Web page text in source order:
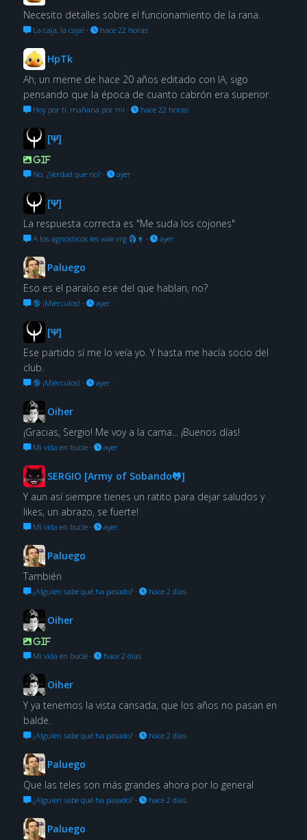
Necesito detalles sobre el funcionamiento de la rana.
La caja, la caja! · hace 22 horas
HpTk
Ah, un meme de hace 20 años editado con IA, sigo
pensando que la época de cuanto cabrón era superior.
Hoy por ti, mañana por mí· hace 22 horas
[Ψ]
GIF
No. ¿Verdad que no?· ayer
[Ψ]
La respuesta correcta es "Me suda los cojones"
A los agnosticos les vale vrg 🗿🍷 · ayer
Paluego
Eso es el paraíso ese del que hablan, no?
🔞 ¡Miérculos! · ayer
[Ψ]
Ese partido sí me lo veía yo. Y hasta me hacía socio del
club.
🔞 ¡Miérculos! · ayer
Oiher
¡Gracias, Sergio! Me voy a la cama... ¡Buenos días!
Mi vida en bucle· ayer
SERGIO [Army of Sobando🐸]
Y aun así siempre tienes un ratito para dejar saludos y
likes, un abrazo, se fuerte!
Mi vida en bucle· ayer
Paluego
También
¿Alguien sabe qué ha pasado?· hace 2 días
Oiher
GIF
Mi vida en bucle· hace 2 días
Oiher
Y ya tenemos la vista cansada, que los años no pasan en
balde.
¿Alguien sabe qué ha pasado?· hace 2 días
Paluego
Que las teles son más grandes ahora por lo general
¿Alguien sabe qué ha pasado?· hace 2 días
Paluego